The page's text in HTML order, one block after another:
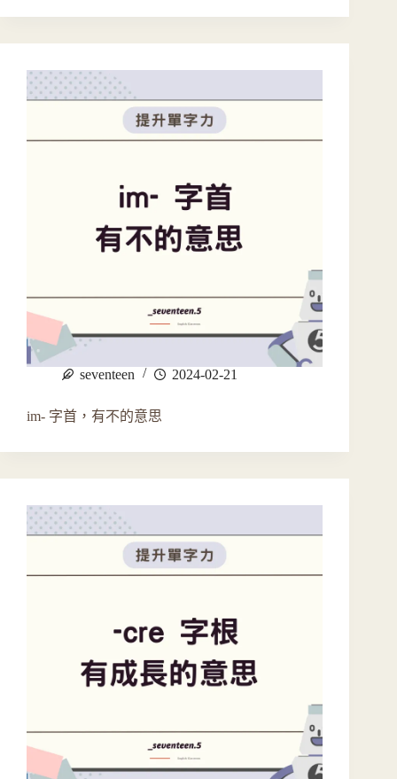
seventeen 2024-02-21
im- 字首，有不的意思